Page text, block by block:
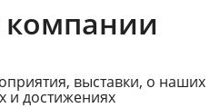
компании
выставки, о наших
и достижениях